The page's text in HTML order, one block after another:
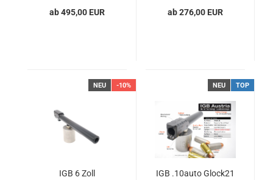
ab 495,00 EUR ab 276,00 EUR
NEU -10%
IGB 6 Zoll
NEU TOP
IGB .10auto Glock21